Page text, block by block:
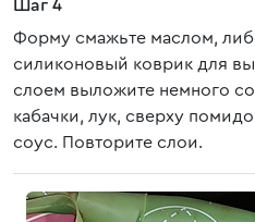
Шаг 4
Форму смажьте маслом,
силиконовый коврик для
слоем выложите немного
кабачки, лук, сверху
соус. Повторите слои.